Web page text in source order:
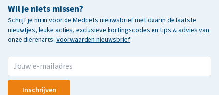
Wil je niets missen?
Schrijf je nu in voor de Medpets nieuwsbrief met daarin de laatste
nieuwtjes, leuke acties, exclusieve kortingscodes en tips & advies van
onze dierenarts. Voorwaarden nieuwsbrief
Inschrijven